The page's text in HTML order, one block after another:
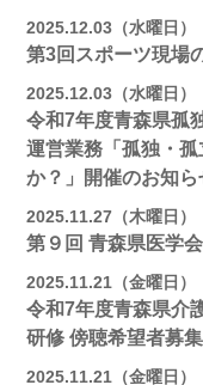
2025.12.03（水曜日）
第3回スポーツ現場
2025.12.03（水曜日）
令和7年度青森県孤
運営業務「孤独・
か？」開催のお知ら
2025.11.27（木曜日）
第９回 青森県医学
2025.11.21（金曜日）
令和7年度青森県介
研修 傍聴希望者募
2025.11.21（金曜日）